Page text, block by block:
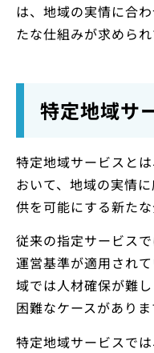
は、地域の実情に合
たな仕組みが求められ
特定地域サ
特定地域サービスと
おいて、地域の実情
供を可能にする新たな
従来の指定サービス
運営基準が適用され
域では人材確保が難
困難なケースがありま
特定地域サービスで